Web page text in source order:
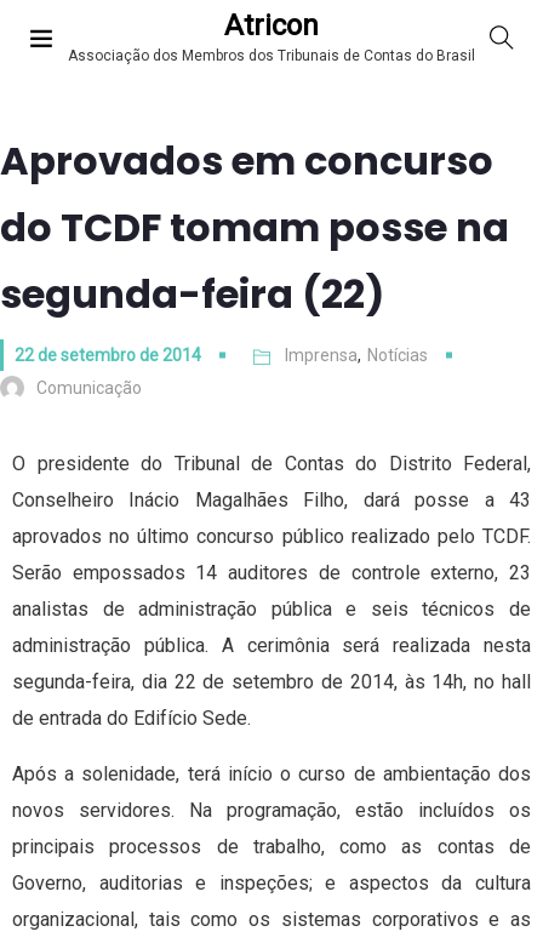
Atricon
Associação dos Membros dos Tribunais de Contas do Brasil
Aprovados em concurso
do TCDF tomam posse na
segunda-feira (22)
22 de setembro de 2014 Imprensa, Notícias
Comunicação
O presidente do Tribunal de Contas do Distrito Federal,
Conselheiro Inácio Magalhães Filho, dará posse a 43
aprovados no último concurso público realizado pelo TCDF.
Serão empossados 14 auditores de controle externo, 23
analistas de administração pública e seis técnicos de
administração pública. A cerimônia será realizada nesta
segunda-feira, dia 22 de setembro de 2014, às 14h, no hall
de entrada do Edifício Sede.
Após a solenidade, terá início o curso de ambientação dos
novos servidores. Na programação, estão incluídos os
principais processos de trabalho, como as contas de
Governo, auditorias e inspeções; e aspectos da cultura
organizacional, tais como os sistemas corporativos e as